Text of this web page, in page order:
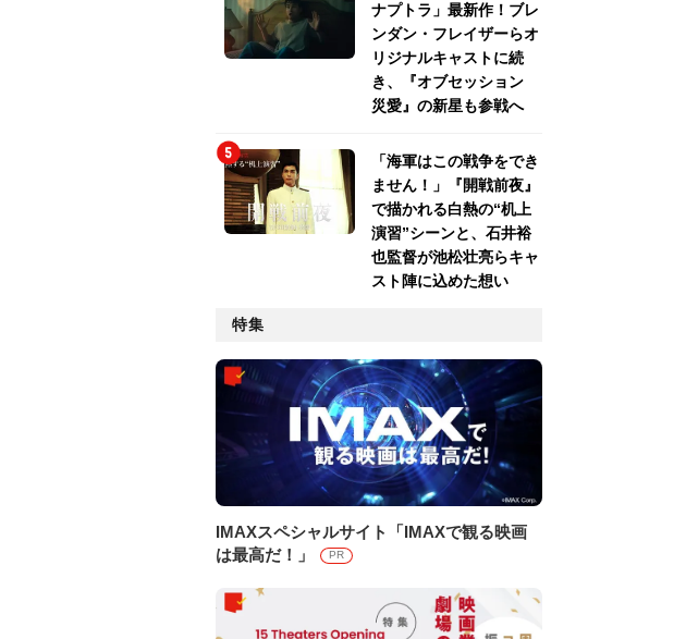
ナプトラ」最新作！ブレ
ンダン・フレイザーらオ
リジナルキャストに続
き、『オブセッション
災愛』の新星も参戦へ
「海軍はこの戦争をでき
ません！」『開戦前夜』
で描かれる白熱の“机上
演習”シーンと、石井裕
也監督が池松壮亮らキャ
スト陣に込めた想い
特集
IMAXスペシャルサイト「IMAXで観る映画
は最高だ！」
PR